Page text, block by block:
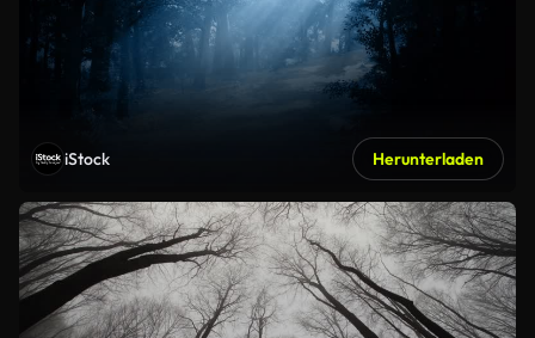
iStock Herunterladen